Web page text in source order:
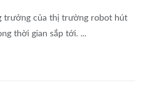
trưởng của thị trường robot hút
thời gian sắp tới. ...